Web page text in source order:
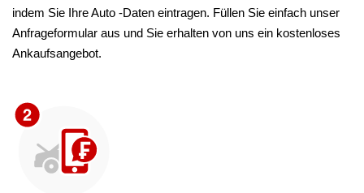
indem Sie Ihre Auto -Daten eintragen. Füllen Sie einfach unser
Anfrageformular aus und Sie erhalten von uns ein kostenloses
Ankaufsangebot.